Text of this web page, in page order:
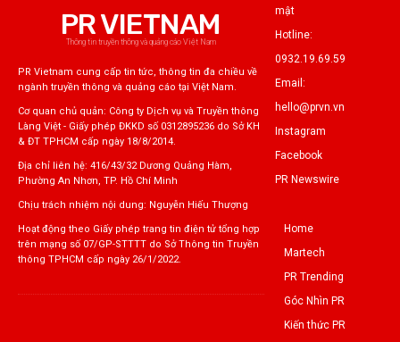
PR VIETNAM
Thông tin truyền thông và quảng cáo Việt Nam
PR Vietnam cung cấp tin tức, thông tin đa chiều về
ngành truyền thông và quảng cáo tại Việt Nam.
Cơ quan chủ quản: Công ty Dịch vụ và Truyền thông
Làng Việt - Giấy phép ĐKKD số 0312895236 do Sở KH
& ĐT TPHCM cấp ngày 18/8/2014.
Địa chỉ liên hệ: 416/43/32 Dương Quảng Hàm,
Phường An Nhơn, TP. Hồ Chí Minh
Chịu trách nhiệm nội dung: Nguyễn Hiếu Thượng
Hoạt động theo Giấy phép trang tin điện tử tổng hợp
trên mạng số 07/GP-STTTT do Sở Thông tin Truyền
thông TPHCM cấp ngày 26/1/2022.
mật
Hotline:
0932.19.69.59
Email:
hello@prvn.vn
Instagram
Facebook
PR Newswire
Home
Martech
PR Trending
Góc Nhìn PR
Kiến thức PR